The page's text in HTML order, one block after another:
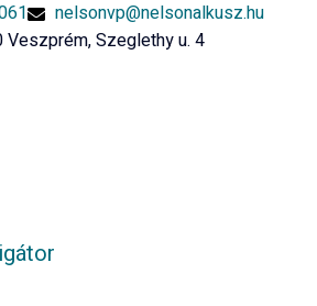
nelsonvp@nelsonalkusz.hu
Veszprém, Szeglethy u. 4